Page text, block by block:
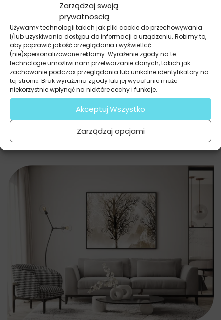
Zarządzaj swoją
prywatnoscią
Używamy technologii takich jak pliki cookie do przechowywania
i/lub uzyskiwania dostępu do informacji o urządzeniu. Robimy to,
aby poprawić jakość przeglądania i wyświetlać
(nie)spersonalizowane reklamy. Wyrażenie zgody na te
technologie umożliwi nam przetwarzanie danych, takich jak
zachowanie podczas przeglądania lub unikalne identyfikatory na
tej stronie. Brak wyrażenia zgody lub jej wycofanie może
niekorzystnie wpłynąć na niektóre cechy i funkcje.
Akceptuj Wszystko
Zarządzaj opcjami
Plakaty
Rodzina Jeleni
37.20zł 27.90zł
Najniższa cena promocyjna z ostatnich 30 dni:27.90zł.